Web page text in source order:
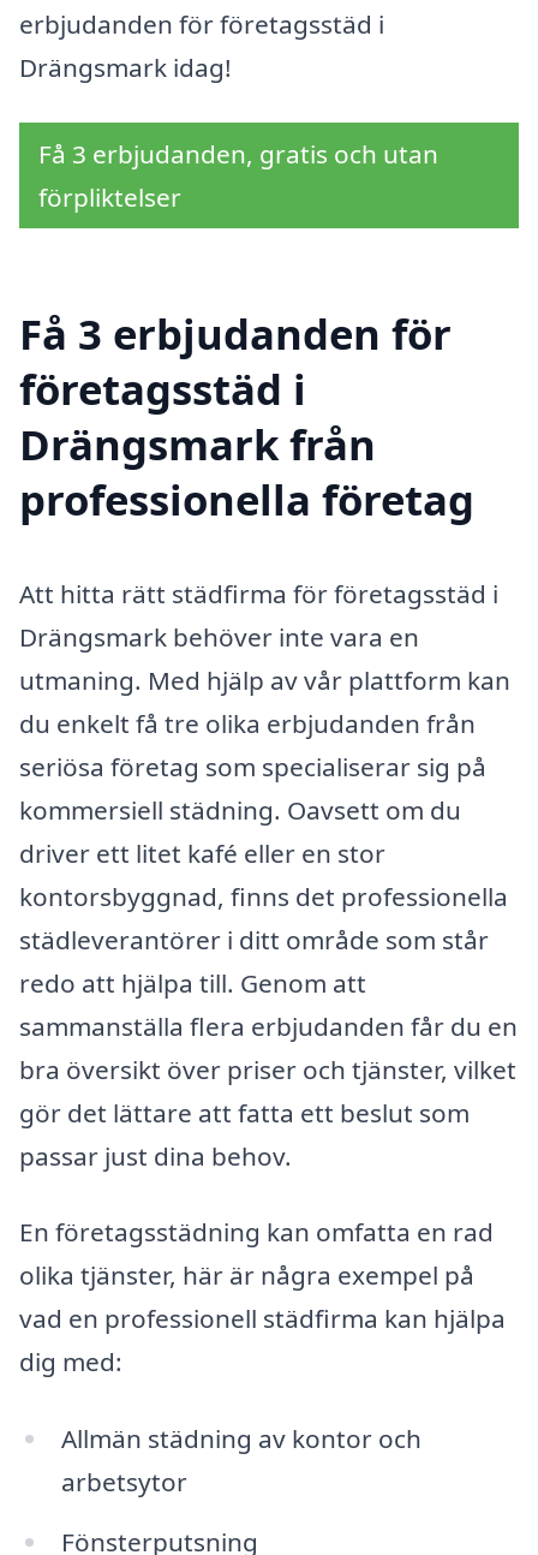
erbjudanden för företagsstäd i
Drängsmark idag!
Få 3 erbjudanden, gratis och utan
förpliktelser
Få 3 erbjudanden för
företagsstäd i
Drängsmark från
professionella företag
Att hitta rätt städfirma för företagsstäd i
Drängsmark behöver inte vara en
utmaning. Med hjälp av vår plattform kan
du enkelt få tre olika erbjudanden från
seriösa företag som specialiserar sig på
kommersiell städning. Oavsett om du
driver ett litet kafé eller en stor
kontorsbyggnad, finns det professionella
städleverantörer i ditt område som står
redo att hjälpa till. Genom att
sammanställa flera erbjudanden får du en
bra översikt över priser och tjänster, vilket
gör det lättare att fatta ett beslut som
passar just dina behov.
En företagsstädning kan omfatta en rad
olika tjänster, här är några exempel på
vad en professionell städfirma kan hjälpa
dig med:
Allmän städning av kontor och
arbetsytor
Fönsterputsning